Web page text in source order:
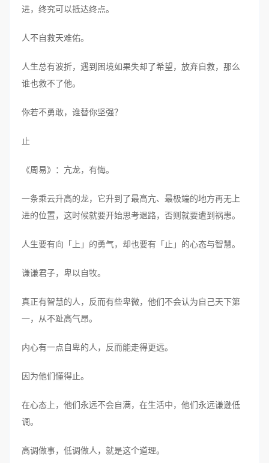
进，终究可以抵达终点。
人不自救天难佑。
人生总有波折，遇到困境如果失却了希望，放弃自救，那么
谁也救不了他。
你若不勇敢，谁替你坚强？
止
《周易》：亢龙，有悔。
一条乘云升高的龙，它升到了最高亢、最极端的地方再无上
进的位置，这时候就要开始思考退路，否则就要遭到祸患。
人生要有向「上」的勇气，却也要有「止」的心态与智慧。
谦谦君子，卑以自牧。
真正有智慧的人，反而有些卑微，他们不会认为自己天下第
一，从不趾高气昂。
内心有一点自卑的人，反而能走得更远。
因为他们懂得止。
在心态上，他们永远不会自满，在生活中，他们永远谦逊低
调。
高调做事，低调做人，就是这个道理。